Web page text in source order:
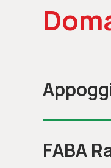
FABA